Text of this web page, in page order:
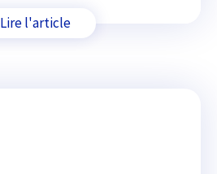
Lire l'article